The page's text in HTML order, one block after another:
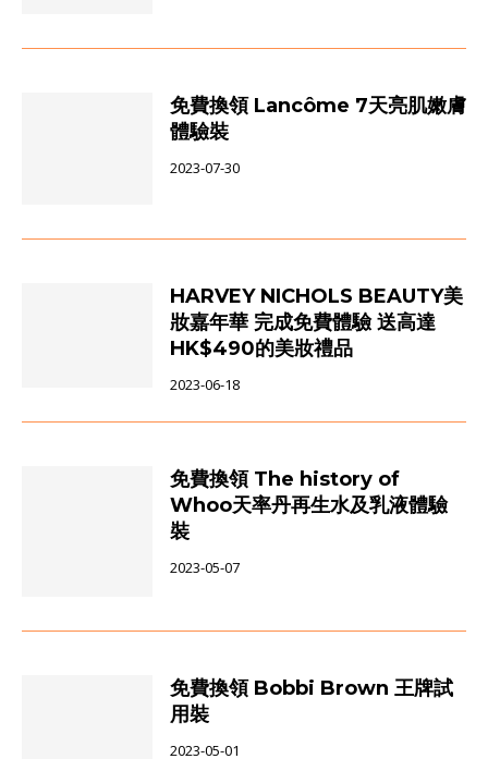
免費換領 Lancôme 7天亮肌嫩膚
體驗裝
2023-07-30
HARVEY NICHOLS BEAUTY美
妝嘉年華 完成免費體驗 送高達
HK$490的美妝禮品
2023-06-18
免費換領 The history of
Whoo天率丹再生水及乳液體驗
裝
2023-05-07
免費換領 Bobbi Brown 王牌試
用裝
2023-05-01